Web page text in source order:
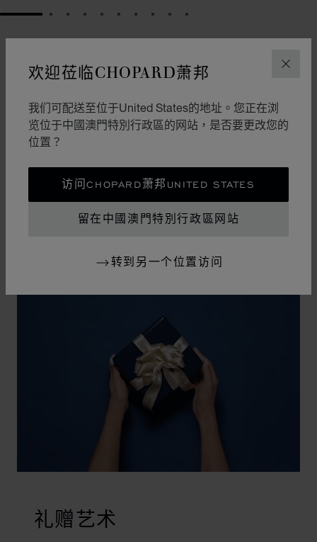
关闭
欢迎莅临CHOPARD萧邦
我们可配送至位于United States的地址。您正在浏
览位于中國澳門特別行政區的网站，是否要更改您的
位置？
访问CHOPARD萧邦UNITED STATES
留在中國澳門特別行政區网站
转到另一个位置访问
GO TO SLIDE 1GO TO SLIDE 2
GO TO SLIDE 3
GO TO SLIDE 4
GO TO SLIDE 5
GO TO SLIDE 6
GO TO SLIDE 7
GO TO SLIDE 8
GO TO SLIDE 9
GO TO SLIDE 10
标志性设计
Happy Sport腕表拥有柔和曲线，堪称制表艺术中的柔美
风格杰作。其标志性的舞动钻石犹如华丽舞台，展现改变
20世纪女性生活的自由奔放潮流。Happy Sport钻石腕表
作。
礼赠艺术